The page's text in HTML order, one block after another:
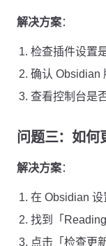
解决方案：
检查插件设置
确认 Obsidian
查看控制台是
问题三：如何
解决方案：
在 Obsidian
找到「
点击「检查更